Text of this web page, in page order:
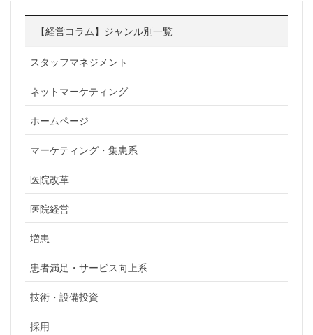
【経営コラム】ジャンル別一覧
スタッフマネジメント
ネットマーケティング
ホームページ
マーケティング・集患系
医院改革
医院経営
増患
患者満足・サービス向上系
技術・設備投資
採用